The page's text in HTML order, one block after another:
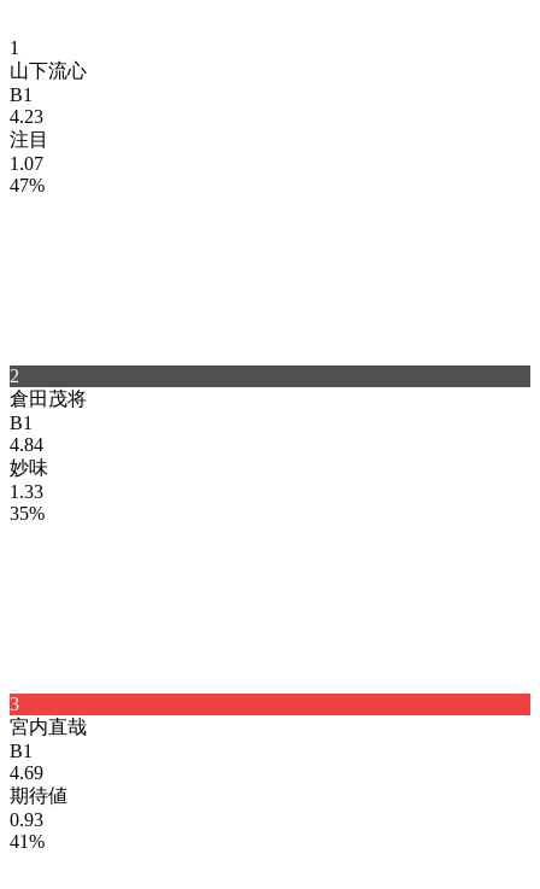
1
山下流心
B1
4.23
注目
1.07
47%
2
倉田 茂将
B1
4.84
妙味
1.33
35%
3
宮内直哉
B1
4.69
期待値
0.93
41%